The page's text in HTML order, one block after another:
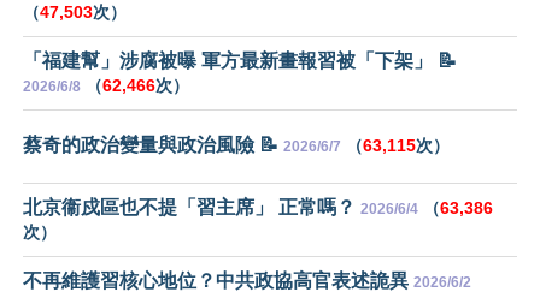
（47,503次）
「福建幫」涉腐被曝 軍方最新畫報習被「下架」 📝
2026/6/8 （62,466次）
蔡奇的政治變量與政治風險 📝 2026/6/7 （63,115次）
北京衞戍區也不提「習主席」 正常嗎？ 2026/6/4 （63,386
次）
不再維護習核心地位？中共政協高官表述詭異 2026/6/2